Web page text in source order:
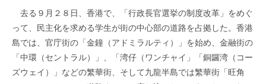
去る９月２８日、香港で、「行政長官選挙の制度改革」をめぐ
って、民主化を求める学生が街の中心部の道路を占拠した。香港
島では、官庁街の「金鐘（アドミラルティ）」を始め、金融街の
「中環（セントラル）」、「湾仔（ワンチャイ」「銅鑼湾（コー
ズウェイ）」などの繁華街、そして九龍半島では繁華街「旺角